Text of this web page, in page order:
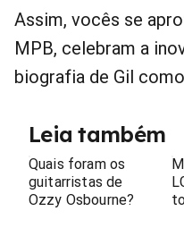
Assim, vocês se
MPB, celebram a
biografia de Gil
Leia também
Quais foram os
guitarristas de
Ozzy Osbourne?